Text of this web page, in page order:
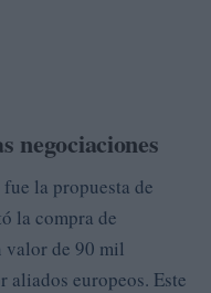
negociaciones
la propuesta de
la compra de
valor de 90 mil
aliados europeos. Este